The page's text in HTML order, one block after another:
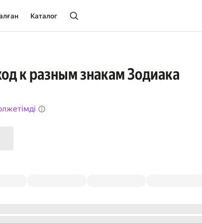
Каталог
к разным знакам Зодиака